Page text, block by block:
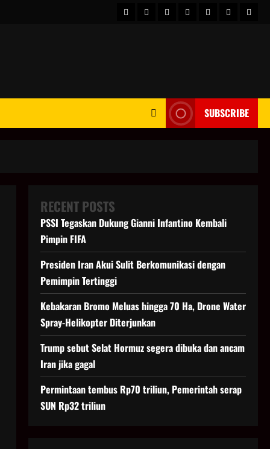
HOMEBeritahot
BusinessKesehatan
Sport
SUBSCRIBE
RECENT POSTS
PSSI Tegaskan Dukung Gianni Infantino Kembali
Pimpin FIFA
Presiden Iran Akui Sulit Berkomunikasi dengan
Pemimpin Tertinggi
Kebakaran Bromo Meluas hingga 70 Ha, Drone Water
Spray-Helikopter Diterjunkan
Trump sebut Selat Hormuz segera dibuka dan ancam
Iran jika gagal
Permintaan tembus Rp70 triliun, Pemerintah serap
SUN Rp32 triliun